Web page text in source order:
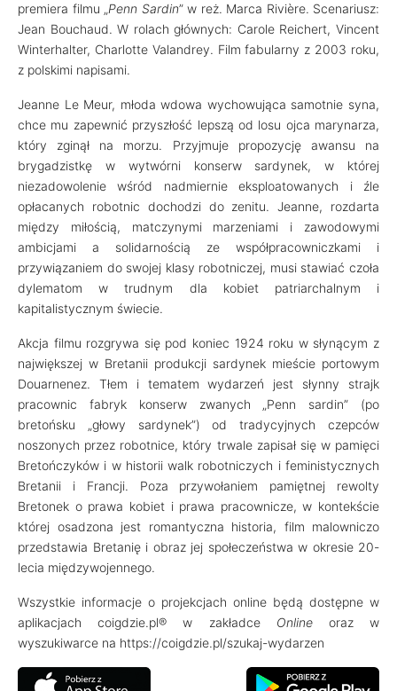
premiera filmu „Penn Sardin” w reż. Marca Rivière. Scenariusz:
Jean Bouchaud. W rolach głównych: Carole Reichert, Vincent
Winterhalter, Charlotte Valandrey. Film fabularny z 2003 roku,
z polskimi napisami.
Jeanne Le Meur, młoda wdowa wychowująca samotnie syna,
chce mu zapewnić przyszłość lepszą od losu ojca marynarza,
który zginął na morzu. Przyjmuje propozycję awansu na
brygadzistkę w wytwórni konserw sardynek, w której
niezadowolenie wśród nadmiernie eksploatowanych i źle
opłacanych robotnic dochodzi do zenitu. Jeanne, rozdarta
między miłością, matczynymi marzeniami i zawodowymi
ambicjami a solidarnością ze współpracowniczkami i
przywiązaniem do swojej klasy robotniczej, musi stawiać czoła
dylematom w trudnym dla kobiet patriarchalnym i
kapitalistycznym świecie.
Akcja filmu rozgrywa się pod koniec 1924 roku w słynącym z
największej w Bretanii produkcji sardynek mieście portowym
Douarnenez. Tłem i tematem wydarzeń jest słynny strajk
pracownic fabryk konserw zwanych „Penn sardin” (po
bretońsku „głowy sardynek”) od tradycyjnych czepców
noszonych przez robotnice, który trwale zapisał się w pamięci
Bretończyków i w historii walk robotniczych i feministycznych
Bretanii i Francji. Poza przywołaniem pamiętnej rewolty
Bretonek o prawa kobiet i prawa pracownicze, w kontekście
której osadzona jest romantyczna historia, film malowniczo
przedstawia Bretanię i obraz jej społeczeństwa w okresie 20-
lecia międzywojennego.
Wszystkie informacje o projekcjach online będą dostępne w
aplikacjach coigdzie.pl® w zakładce Online oraz w
wyszukiwarce na https://coigdzie.pl/szukaj-wydarzen